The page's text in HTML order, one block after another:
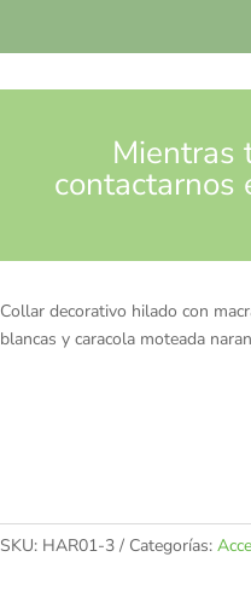
Mientras
contactarnos
Collar decorativo hilado con
blancas y caracola moteada
SKU: HAR01-3 Categorías: